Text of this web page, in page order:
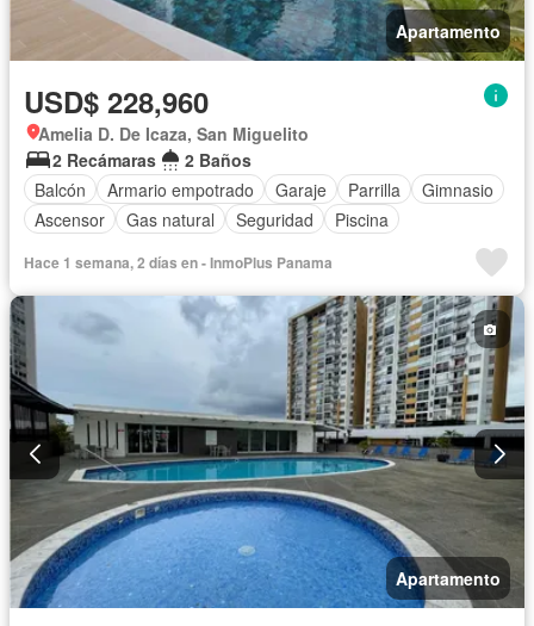
Apartamento
USD$ 228,960
Amelia D. De Icaza, San Miguelito
2 Recámaras
2 Baños
Balcón
Armario empotrado Garaje Parrilla
Gimnasio
Ascensor
Gas natural Seguridad Piscina
Hace 1 semana, 2 días en - InmoPlus Panama
Apartamento